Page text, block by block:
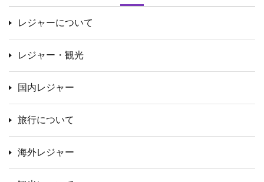
レジャーについて
レジャー・観光
国内レジャー
旅行について
海外レジャー